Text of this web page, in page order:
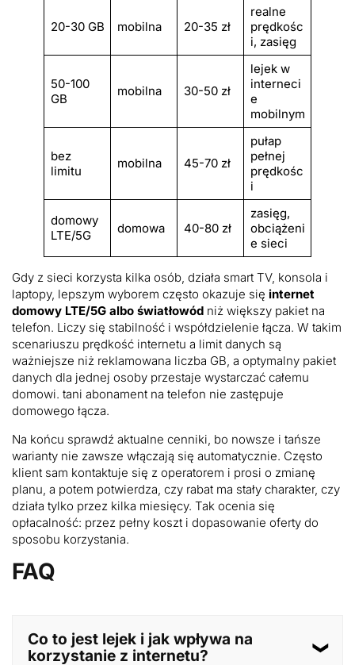
20-30 GB mobilna 20-35 zł
realne
prędkośc
i, zasięg
50-100
GB
mobilna 30-50 zł
lejek w
interneci
e
mobilnym
bez
limitu
mobilna 45-70 zł
pułap
pełnej
prędkośc
i
domowy
LTE/5G
domowa 40-80 zł
zasięg,
obciążeni
e sieci
Gdy z sieci korzysta kilka osób, działa smart TV, konsola i
laptopy, lepszym wyborem często okazuje się internet
domowy LTE/5G albo światłowód niż większy pakiet na
telefon. Liczy się stabilność i współdzielenie łącza. W takim
scenariuszu prędkość internetu a limit danych są
ważniejsze niż reklamowana liczba GB, a optymalny pakiet
danych dla jednej osoby przestaje wystarczać całemu
domowi. tani abonament na telefon nie zastępuje
domowego łącza.
Na końcu sprawdź aktualne cenniki, bo nowsze i tańsze
warianty nie zawsze włączają się automatycznie. Często
klient sam kontaktuje się z operatorem i prosi o zmianę
planu, a potem potwierdza, czy rabat ma stały charakter, czy
działa tylko przez kilka miesięcy. Tak ocenia się
opłacalność: przez pełny koszt i dopasowanie oferty do
sposobu korzystania.
FAQ
Co to jest lejek i jak wpływa na
korzystanie z internetu?